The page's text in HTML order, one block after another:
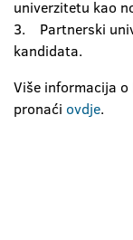
univerzitetu kao
3. Partnerski
kandidata.
Više informacija o
pronaći ovdje.